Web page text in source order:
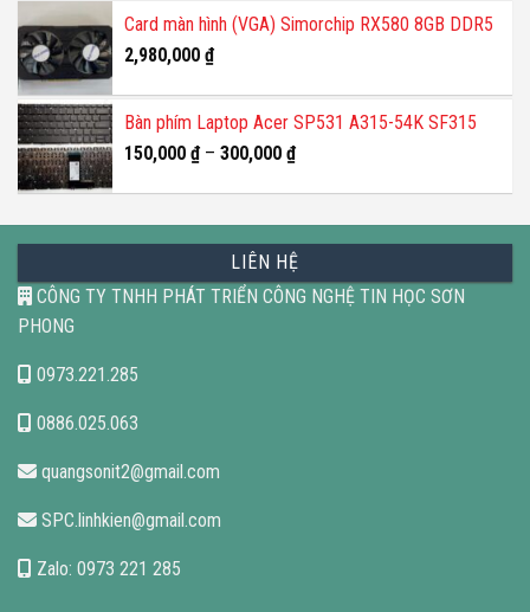
Card màn hình (VGA) Simorchip RX580 8GB DDR5
2,980,000 ₫
Bàn phím Laptop Acer SP531 A315-54K SF315
150,000 ₫– 300,000 ₫
LIÊN HỆ
CÔNG TY TNHH PHÁT TRIỂN CÔNG NGHỆ TIN HỌC SƠN
PHONG
0973.221.285
0886.025.063
quangsonit2@gmail.com
SPC.linhkien@gmail.com
Zalo: 0973 221 285